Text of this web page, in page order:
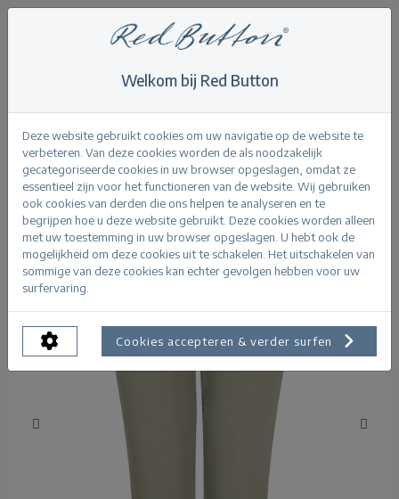
Suze jog colour L23
Terug
Welkom bij Red Button
Deze website gebruikt cookies om uw navigatie op de website te
verbeteren. Van deze cookies worden de als noodzakelijk
gecategoriseerde cookies in uw browser opgeslagen, omdat ze
essentieel zijn voor het functioneren van de website. Wij gebruiken
ook cookies van derden die ons helpen te analyseren en te
begrijpen hoe u deze website gebruikt. Deze cookies worden alleen
met uw toestemming in uw browser opgeslagen. U hebt ook de
mogelijkheid om deze cookies uit te schakelen. Het uitschakelen van
sommige van deze cookies kan echter gevolgen hebben voor uw
surfervaring.
Cookies accepteren & verder surfen